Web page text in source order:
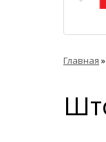
Главная »